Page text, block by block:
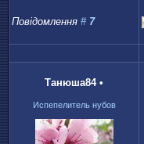
Повідомлення # 7
Танюша84 •
Испепелитель нубов